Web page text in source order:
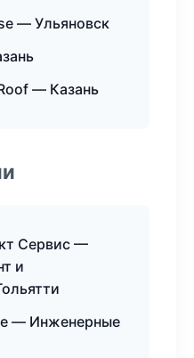
— Ульяновск
— Казань
Сервис —
и
— Инженерные